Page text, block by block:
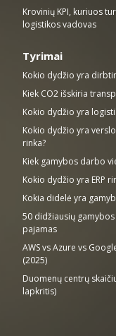
Krovinių KPI, kuriuos
logistikos vadovas
Tyrimai
Kokio dydžio yra
Kiek CO2 išskiria
Kokio dydžio yra
Kokio dydžio yra
rinka?
Kiek gamybos darbo
Kokio dydžio yra ERP
Kokia didelė yra
50 didžiausių
pajamas
AWS vs Azure vs
(2025)
Duomenų centrų
lapkritis)